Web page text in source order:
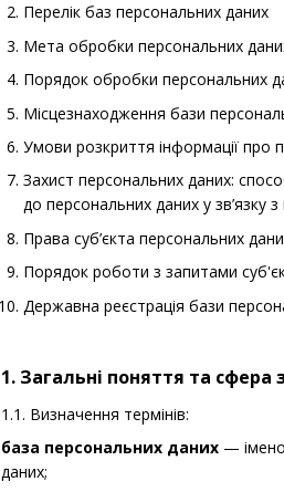
Перелік баз персональних даних
Мета обробки персональних
Порядок обробки персональних
Місцезнаходження бази
Умови розкриття інформації про
Захист персональних даних:
до персональних даних у зв’язку
Права суб’єкта персональних
Порядок роботи з запитами
Державна реєстрація бази
1. Загальні поняття та сфера
1.1. Визначення термінів:
база персональних даних —
даних;